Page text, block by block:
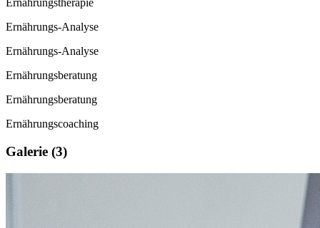
Ernährungstherapie
Ernährungs-Analyse
Ernährungs-Analyse
Ernährungsberatung
Ernährungsberatung
Ernährungscoaching
Galerie (3)